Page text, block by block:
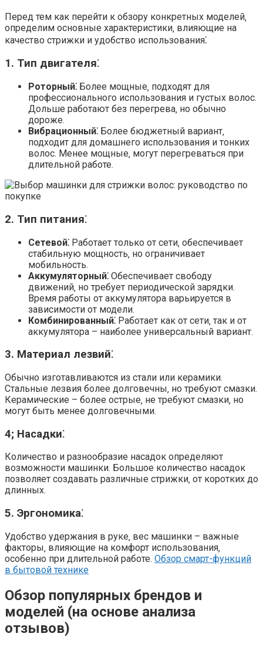
Перед тем как перейти к обзору конкретных моделей‚
определим основные характеристики‚ влияющие на
качество стрижки и удобство использования⁚
1. Тип двигателя⁚
Роторный⁚ Более мощные‚ подходят для
профессионального использования и густых волос.
Дольше работают без перегрева‚ но обычно
дороже.
Вибрационный⁚ Более бюджетный вариант‚
подходит для домашнего использования и тонких
волос. Менее мощные‚ могут перегреваться при
длительной работе.
2. Тип питания⁚
Сетевой⁚ Работает только от сети‚ обеспечивает
стабильную мощность‚ но ограничивает
мобильность.
Аккумуляторный⁚ Обеспечивает свободу
движений‚ но требует периодической зарядки.
Время работы от аккумулятора варьируется в
зависимости от модели.
Комбинированный⁚ Работает как от сети‚ так и от
аккумулятора – наиболее универсальный вариант.
3. Материал лезвий⁚
Обычно изготавливаются из стали или керамики.
Стальные лезвия более долговечны‚ но требуют смазки.
Керамические – более острые‚ не требуют смазки‚ но
могут быть менее долговечными.
4; Насадки⁚
Количество и разнообразие насадок определяют
возможности машинки. Большое количество насадок
позволяет создавать различные стрижки‚ от коротких до
длинных.
5. Эргономика⁚
Удобство удержания в руке‚ вес машинки – важные
факторы‚ влияющие на комфорт использования‚
особенно при длительной работе. Обзор смарт-функций
в бытовой технике
Обзор популярных брендов и
моделей (на основе анализа
отзывов)